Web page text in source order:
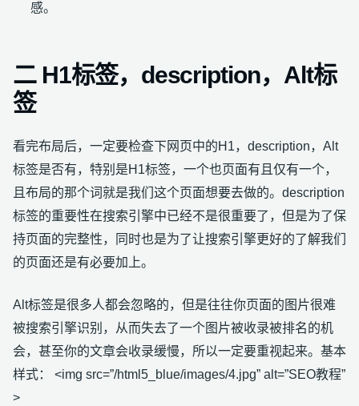
感。
二 H1标签，description，Alt标
签
看完布局后，一定要检查下网页中的H1，description，Alt
标签是否有，特别是H1标签，一个也页面有且仅有一个，
且布局的那个词就是我们这个页面想要去做的。description
标签的重要性在搜索引擎中已经不是很重要了，但是为了保
持页面的完整性，同时也是为了让搜索引擎更好的了解我们
的页面还是有必要加上。
Alt标签是很多人都会忽略的，但是往往你页面的图片很难
被搜索引擎识别，从而失去了一个图片被收录被排名的机
会，甚至你的文章会收录缓慢，所以一定要重视起来。基本
样式： <img src=”/html5_blue/images/4.jpg” alt=”SEO教程”
>